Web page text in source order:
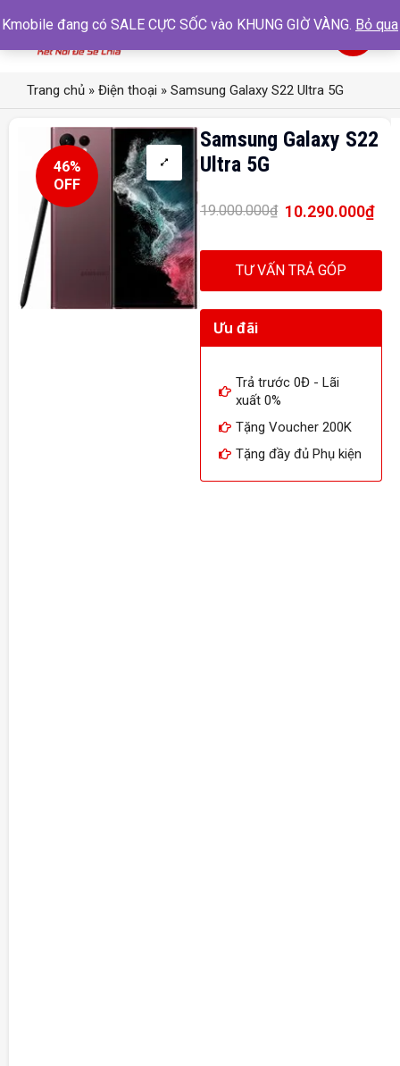
0
Trang chủ » Điện thoại » Samsung Galaxy S22 Ultra 5G
46%
OFF
Samsung Galaxy S22
Ultra 5G
19.000.000₫ 10.290.000₫
TƯ VẤN TRẢ GÓP
Ưu đãi
Trả trước 0Đ - Lãi
xuất 0%
Tặng Voucher 200K
Tặng đầy đủ Phụ kiện
Kmobile đang có SALE CỰC SỐC vào KHUNG GIỜ VÀNG. Bỏ qua